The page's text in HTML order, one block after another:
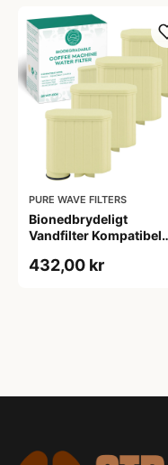
PURE WAVE FILTERS
Bionedbrydeligt
Vandfilter Kompatibel
AquaClean - Pure Wave
432,00 kr